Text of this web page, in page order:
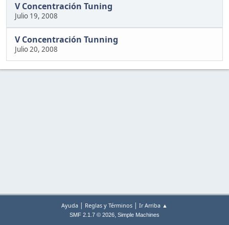
V Concentración Tuning
Julio 19, 2008
V Concentración Tunning
Julio 20, 2008
Ayuda | Reglas y Términos | Ir Arriba ▲
SMF 2.1.7 © 2026, Simple Machines